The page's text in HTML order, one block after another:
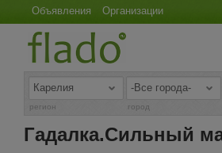
Объявления Организации
регион город
Гадалка.Сильный